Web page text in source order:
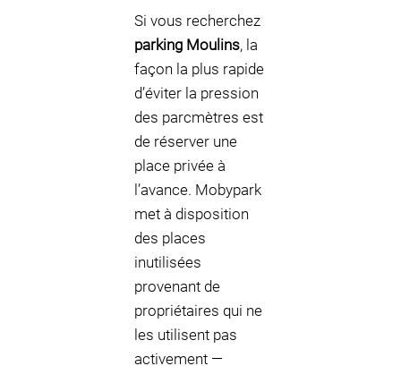
Si vous recherchez
parking Moulins, la
façon la plus rapide
d’éviter la pression
des parcmètres est
de réserver une
place privée à
l’avance. Mobypark
met à disposition
des places
inutilisées
provenant de
propriétaires qui ne
les utilisent pas
activement —